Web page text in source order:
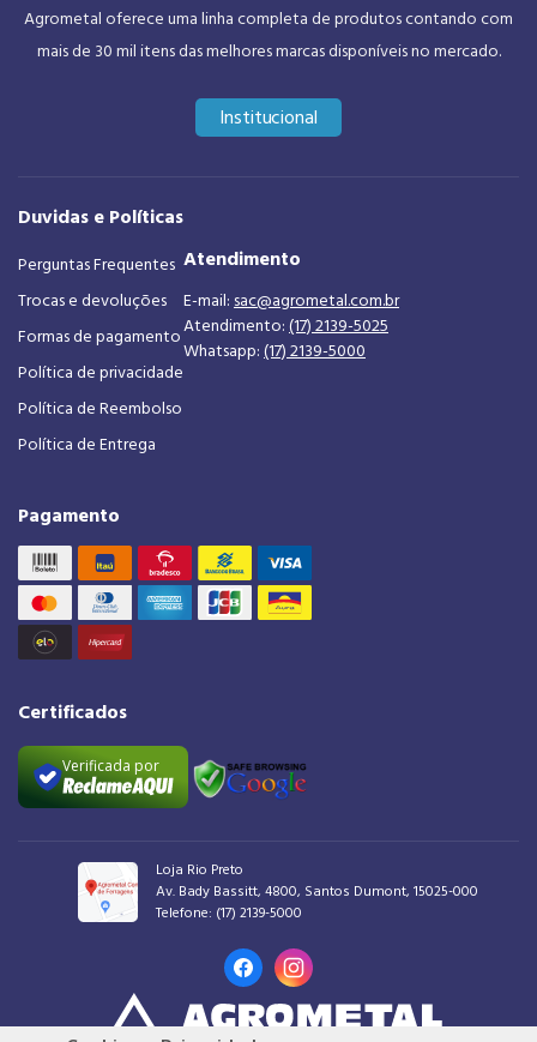
Agrometal oferece uma linha completa de produtos contando com
mais de 30 mil itens das melhores marcas disponíveis no mercado.
Institucional
Duvidas e Políticas
Perguntas Frequentes
Trocas e devoluções
Formas de pagamento
Política de privacidade
Política de Reembolso
Política de Entrega
Atendimento
E-mail: sac@agrometal.com.br
Atendimento: (17) 2139-5025
Whatsapp: (17) 2139-5000
Pagamento
Certificados
Verificada por
Loja Rio Preto
Av. Bady Bassitt, 4800, Santos Dumont, 15025-000
Telefone: (17) 2139-5000